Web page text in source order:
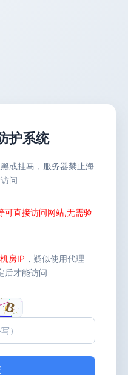
护系统
或挂马，服务器禁止海
问
可直接访问网站,无需验
机房IP ，疑似使用代理
后才能访问